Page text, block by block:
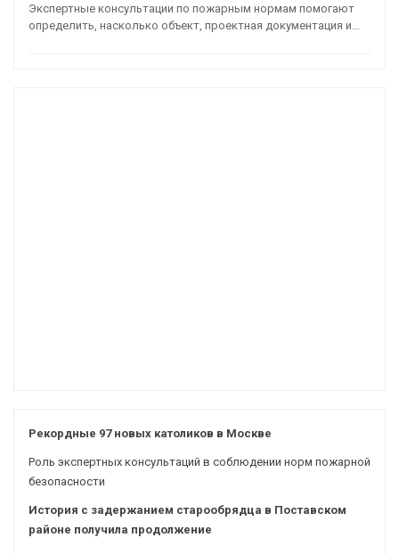
Экспертные консультации по пожарным нормам помогают
определить, насколько объект, проектная документация и…
Рекордные 97 новых католиков в Москве
Роль экспертных консультаций в соблюдении норм пожарной
безопасности
История с задержанием старообрядца в Поставском
районе получила продолжение